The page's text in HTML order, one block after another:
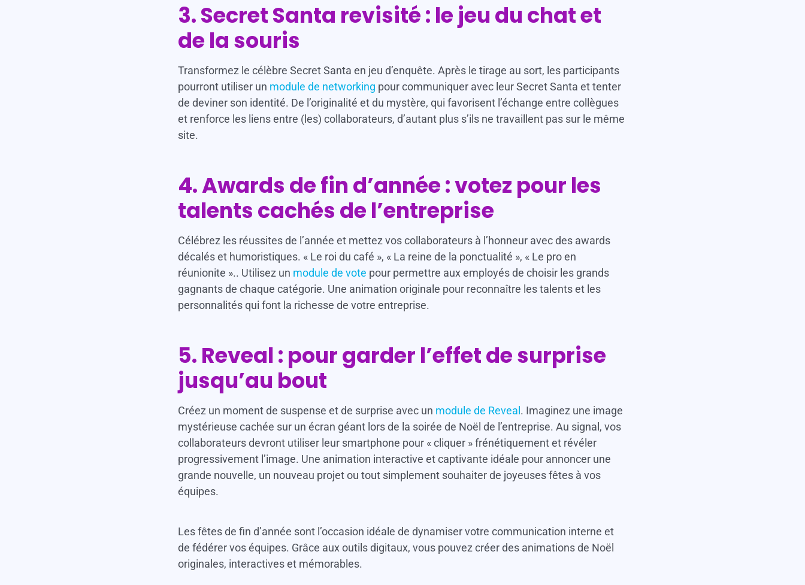
3. Secret Santa revisité : le jeu du chat et
de la souris
Transformez le célèbre Secret Santa en jeu d’enquête. Après le tirage au sort, les participants
pourront utiliser un module de networking pour communiquer avec leur Secret Santa et tenter
de deviner son identité. De l’originalité et du mystère, qui favorisent l’échange entre collègues
et renforce les liens entre (les) collaborateurs, d’autant plus s’ils ne travaillent pas sur le même
site.
4. Awards de fin d’année : votez pour les
talents cachés de l’entreprise
Célébrez les réussites de l’année et mettez vos collaborateurs à l’honneur avec des awards
décalés et humoristiques. « Le roi du café », « La reine de la ponctualité », « Le pro en
réunionite ».. Utilisez un module de vote pour permettre aux employés de choisir les grands
gagnants de chaque catégorie. Une animation originale pour reconnaître les talents et les
personnalités qui font la richesse de votre entreprise.
5. Reveal : pour garder l’effet de surprise
jusqu’au bout
Créez un moment de suspense et de surprise avec un module de Reveal . Imaginez une image
mystérieuse cachée sur un écran géant lors de la soirée de Noël de l’entreprise. Au signal, vos
collaborateurs devront utiliser leur smartphone pour « cliquer » frénétiquement et révéler
progressivement l’image. Une animation interactive et captivante idéale pour annoncer une
grande nouvelle, un nouveau projet ou tout simplement souhaiter de joyeuses fêtes à vos
équipes.
Les fêtes de fin d’année sont l’occasion idéale de dynamiser votre communication interne et
de fédérer vos équipes. Grâce aux outils digitaux, vous pouvez créer des animations de Noël
originales, interactives et mémorables.